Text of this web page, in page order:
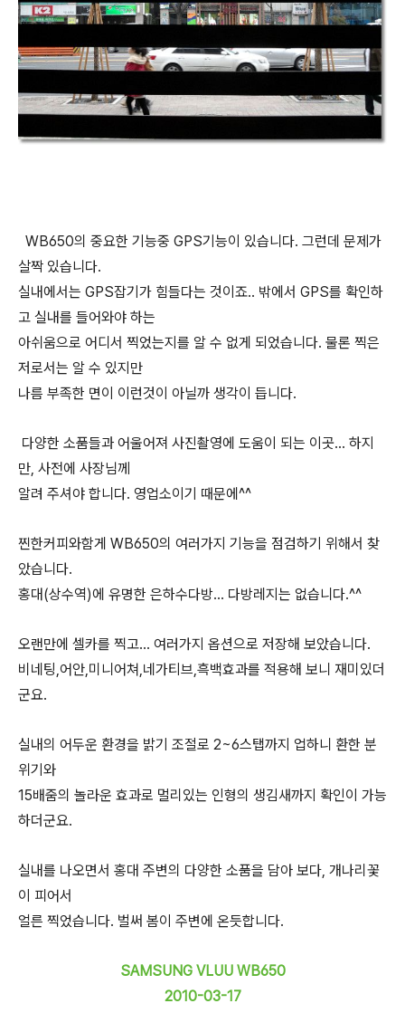
WB650의 중요한 기능중 GPS기능이 있습니다. 그런데 문제가
살짝 있습니다.
실내에서는 GPS잡기가 힘들다는 것이죠.. 밖에서 GPS를 확인하
고 실내를 들어와야 하는
아쉬움으로 어디서 찍었는지를 알 수 없게 되었습니다. 물론 찍은
저로서는 알 수 있지만
나름 부족한 면이 이런것이 아닐까 생각이 듭니다.
다양한 소품들과 어울어져 사진촬영에 도움이 되는 이곳... 하지
만, 사전에 사장님께
알려 주셔야 합니다. 영업소이기 때문에^^
찐한커피와함게 WB650의 여러가지 기능을 점검하기 위해서 찾
았습니다.
홍대(상수역)에 유명한 은하수다방... 다방레지는 없습니다.^^
오랜만에 셀카를 찍고... 여러가지 옵션으로 저장해 보았습니다.
비네팅,어안,미니어쳐,네가티브,흑백효과를 적용해 보니 재미있더
군요.
실내의 어두운 환경을 밝기 조절로 2~6스탭까지 업하니 환한 분
위기와
15배줌의 놀라운 효과로 멀리있는 인형의 생김새까지 확인이 가능
하더군요.
실내를 나오면서 홍대 주변의 다양한 소품을 담아 보다, 개나리꽃
이 피어서
얼른 찍었습니다. 벌써 봄이 주변에 온듯합니다.
SAMSUNG VLUU WB650
2010-03-17